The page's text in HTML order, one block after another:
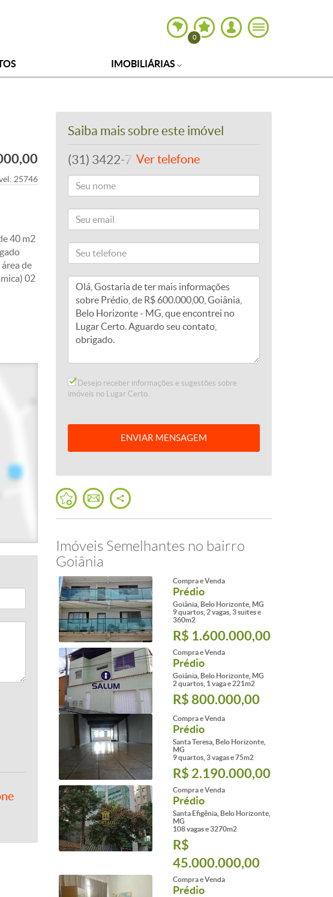
0
IMOBILIÁRIAS
25746
40 m2
de
02
Saiba mais sobre este imóvel
(31) 3422-7979Ver telefone
Desejo receber informações e sugestões sobre
imóveis no Lugar Certo.
ENVIAR MENSAGEM
Imóveis Semelhantes no bairro
Goiânia
Compra e Venda
Prédio
Goiânia, Belo Horizonte, MG
9 quartos, 2 vagas, 3 suites e
360m2
R$ 1.600.000,00
Compra e Venda
Prédio
Goiânia, Belo Horizonte, MG
2 quartos, 1 vaga e 221m2
R$ 800.000,00
Compra e Venda
Prédio
Santa Teresa, Belo Horizonte,
MG
9 quartos, 3 vagas e 75m2
R$ 2.190.000,00
Compra e Venda
Prédio
Santa Efigênia, Belo Horizonte,
MG
108 vagas e 3270m2
R$
45.000.000,00
Compra e Venda
Prédio